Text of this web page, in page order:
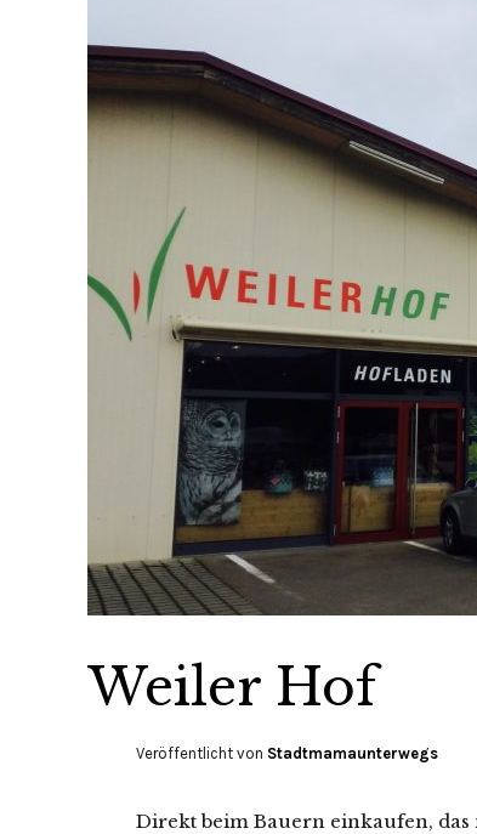
Weiler Hof
Veröffentlicht von Stadtmamaunterwegs
Direkt beim Bauern einkaufen,